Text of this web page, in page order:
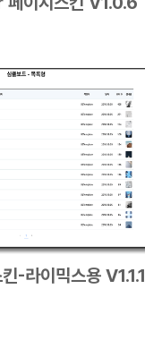
-라이믹스용 V1.1.1